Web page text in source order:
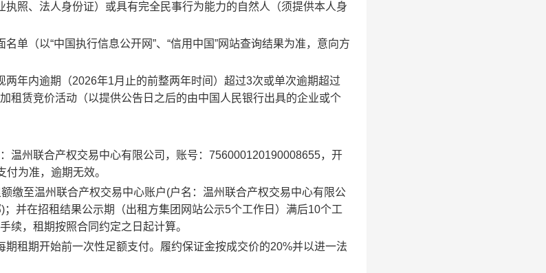
执照、法人身份证）或具有完全民事行为能力的自然人（须提供本人身
名单（以“中国执行信息公开网”、 “信用中国”网站查询结果为准，意向方
两年内逾期（2026年1月止的前整两年时间）超过3次或单次逾期超过
租赁竞价活动（以提供公告日之后的由中国人民银行出具的企业或个
温州联合产权交易中心有限公司，账号： 756000120190008655，开
为准，逾期无效。
缴至温州联合产权交易中心账户(户名：温州联合产权交易中心有限公
)；并在招租结果公示期 （出租方集团网站公示5个工作日） 满后10个工
续，租期按照合同约定之日起计算。
租期开始前一次性足额支付。履约保证金按成交价的20%并以进一法